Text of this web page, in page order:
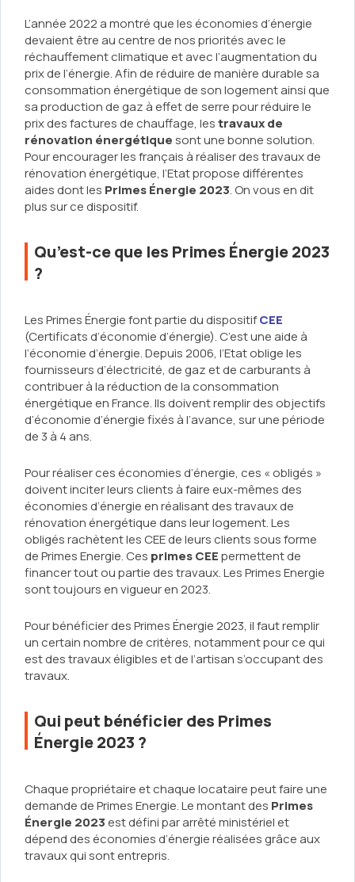
L’année 2022 a montré que les économies d’énergie
devaient être au centre de nos priorités avec le
réchauffement climatique et avec l’augmentation du
prix de l’énergie. Afin de réduire de manière durable sa
consommation énergétique de son logement ainsi que
sa production de gaz à effet de serre pour réduire le
prix des factures de chauffage, lestravaux de
rénovation énergétiquesont une bonne solution.
Pour encourager les français à réaliser des travaux de
rénovation énergétique, l’Etat propose différentes
aides dont les Primes Énergie 2023. On vous en dit
plus sur ce dispositif.
Qu’est-ce que les Primes Énergie 2023
?
Les Primes Énergie font partie du dispositifCEE
(Certificats d’économie d’énergie). C’est une aide à
l’économie d’énergie. Depuis 2006, l’Etat oblige les
fournisseurs d’électricité, de gaz et de carburants à
contribuer à la réduction de la consommation
énergétique en France. Ils doivent remplir des objectifs
d’économie d’énergie fixés à l’avance, sur une période
de 3 à 4 ans.
Pour réaliser ces économies d’énergie, ces « obligés »
doivent inciter leurs clients à faire eux-mêmes des
économies d’énergie en réalisant des travaux de
rénovation énergétique dans leur logement. Les
obligés rachètent les CEE de leurs clients sous forme
de Primes Energie. Ces primes CEEpermettent de
financer tout ou partie des travaux. Les Primes Energie
sont toujours en vigueur en 2023.
Pour bénéficier des Primes Énergie 2023, il faut remplir
un certain nombre de critères, notamment pour ce qui
est des travaux éligibles et de l’artisan s’occupant des
travaux.
Qui peut bénéficier des Primes
Énergie 2023 ?
Chaque propriétaire et chaque locataire peut faire une
demande de Primes Energie. Le montant des Primes
Énergie 2023est défini par arrêté ministériel et
dépend des économies d’énergie réalisées grâce aux
travaux qui sont entrepris.